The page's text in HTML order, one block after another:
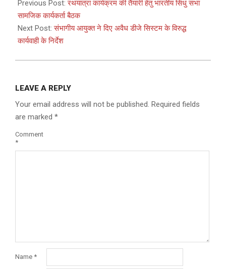
11-
28
Previous Post:रथयात्रा कार्यक्रम की तैयारी हेतु भारतीय सिंधु सभा
सामजिक कार्यकर्ता बैठक
Next Post:संभागीय आयुक्त ने दिए अवैध डीजे सिस्टम के विरुद्ध
कार्यवाही के निर्देश
LEAVE A REPLY
Your email address will not be published. Required fields
are marked *
Comment
*
Name *